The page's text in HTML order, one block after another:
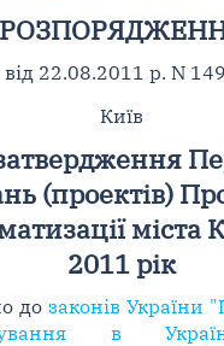
від 22.08.2011 р. N
Київ
(проектів)
міста
2011 рік
до законів України
в